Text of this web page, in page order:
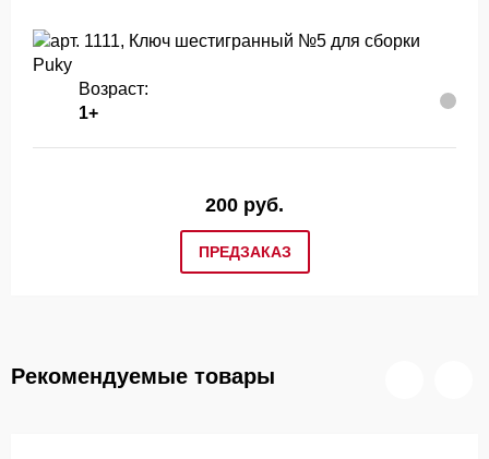
Возраст:
1+
ПРЕДЗАКАЗ
200 руб.
Рекомендуемые товары